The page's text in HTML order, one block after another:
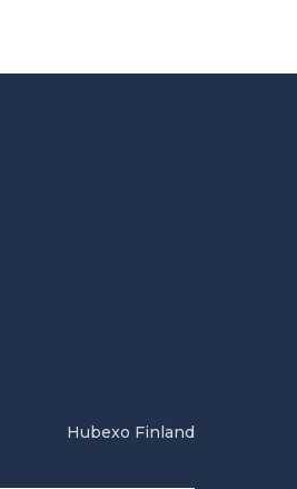
Hubexo Finland